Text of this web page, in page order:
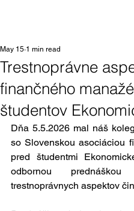
Trestnoprávne
finančného
študentov
May 15 1 min read
Dňa 5.5.2026 mal náš
so Slovenskou asociáciou
pred študentmi
odbornou
trestnoprávnych aspektov